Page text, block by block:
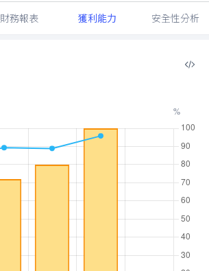
財務報表 獲利能力 安全性分析